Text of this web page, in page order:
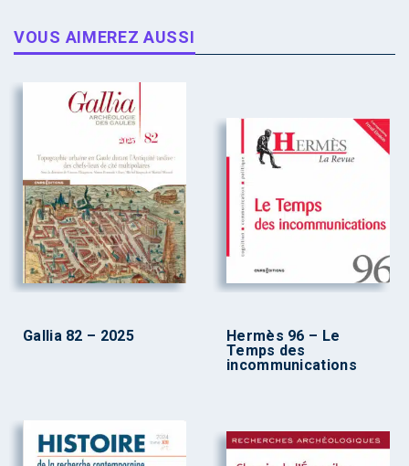
VOUS AIMEREZ AUSSI
Gallia 82 – 2025
Hermès 96 – Le
Temps des
incommunications